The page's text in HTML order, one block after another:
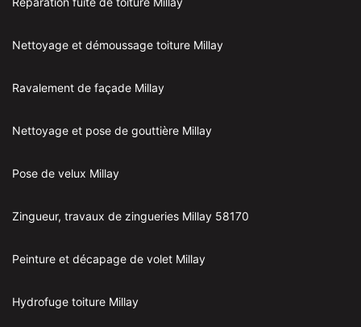
Nettoyage et démoussage toiture Millay
Ravalement de façade Millay
Nettoyage et pose de gouttière Millay
Pose de velux Millay
Zingueur, travaux de zingueries Millay 58170
Peinture et décapage de volet Millay
Hydrofuge toiture Millay